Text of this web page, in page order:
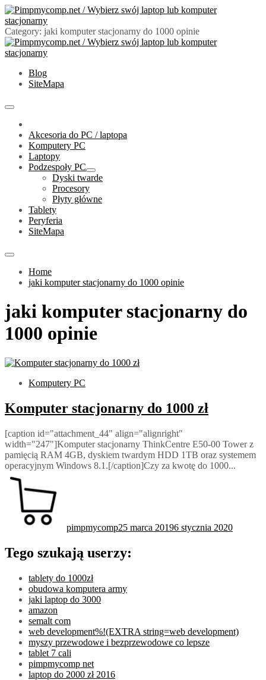
Skip
to
content
Category: jaki komputer stacjonarny do 1000 opinie
Złóż/Wybierz swój laptop lub komputer stacjonarny
Blog
SiteMapa
Primary
Akcesoria do PC / laptopa
Komputery PC
Laptopy
Podzespoły PC
Show
sub
Dyski twarde
Procesory
Płyty główne
Tablety
Peryferia
SiteMapa
Home
jaki komputer stacjonarny do 1000 opinie
jaki komputer stacjonarny do
1000 opinie
Komputery PC
Komputer stacjonarny do 1000 zł
[caption id="attachment_44" align="alignright"
width="247"]Komputer stacjonarny ThinkCentre E50-00 Tower z
pamięcią RAM 4GB, dyskiem twardym HDD 1TB oraz systemem
operacyjnym Windows 8.1.[/caption]Czy za kwotę do 1000...
pimpmycomp25 marca 20196 stycznia 2020
Tego szukają userzy:
tablety do 1000zł
obudowa komputera army
jaki laptop do 3000
amazon
semalt com
web development%!(EXTRA string=web development)
myszy przewodowe i bezprzewodowe co lepsze
tablet 7 cali
pimpmycomp net
laptop do 2000 zł 2016